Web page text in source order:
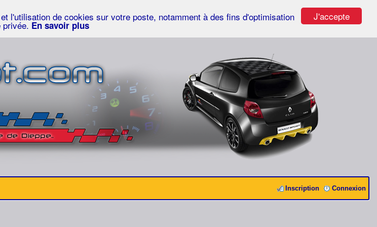
J'accepte
l'utilisation de cookies sur votre poste, notamment à des fins d'optimisation
En savoir plus
Connexion
Inscription